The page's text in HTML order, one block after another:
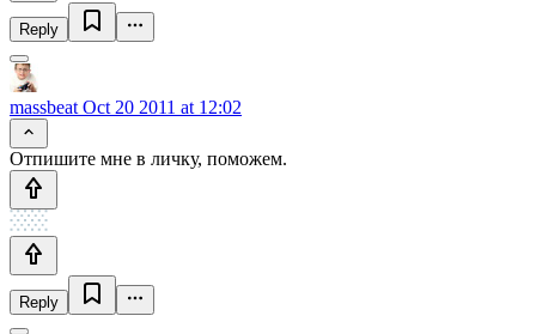
Reply
massbeat Oct 20 2011 at 12:02
Отпишите мне в личку, поможем.
Reply